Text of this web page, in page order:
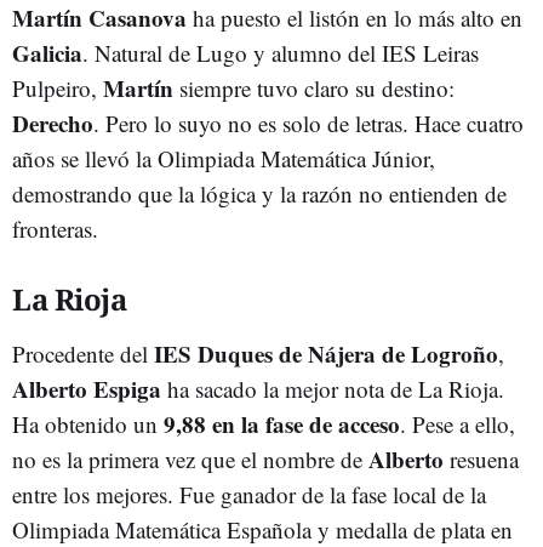
Martín Casanova ha puesto el listón en lo más alto en
Galicia. Natural de Lugo y alumno del IES Leiras
Pulpeiro, Martín siempre tuvo claro su destino:
Derecho. Pero lo suyo no es solo de letras. Hace cuatro
años se llevó la Olimpiada Matemática Júnior,
demostrando que la lógica y la razón no entienden de
fronteras.
La Rioja
Procedente del IES Duques de Nájera de Logroño,
Alberto Espiga ha sacado la mejor nota de La Rioja.
Ha obtenido un 9,88 en la fase de acceso. Pese a ello,
no es la primera vez que el nombre de Alberto resuena
entre los mejores. Fue ganador de la fase local de la
Olimpiada Matemática Española y medalla de plata en